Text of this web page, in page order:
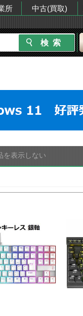
所 中古(買取)
を表示しない